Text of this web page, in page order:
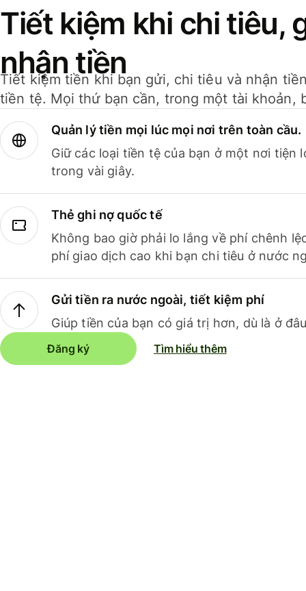
Tiết kiệm khi chi tiêu,
nhận tiền
Tiết kiệm tiền khi bạn gửi, chi tiêu và nhận
tiền tệ. Mọi thứ bạn cần, trong một tài khoản,
Quản lý tiền mọi lúc mọi nơi trên toàn cầu.
Giữ các loại tiền tệ của bạn ở một nơi tiện
trong vài giây.
Thẻ ghi nợ quốc tế
Không bao giờ phải lo lắng về phí chênh
phí giao dịch cao khi bạn chi tiêu ở nước
Gửi tiền ra nước ngoài, tiết kiệm phí
Giúp tiền của bạn có giá trị hơn, dù là ở
Đăng ký Tìm hiểu thêm